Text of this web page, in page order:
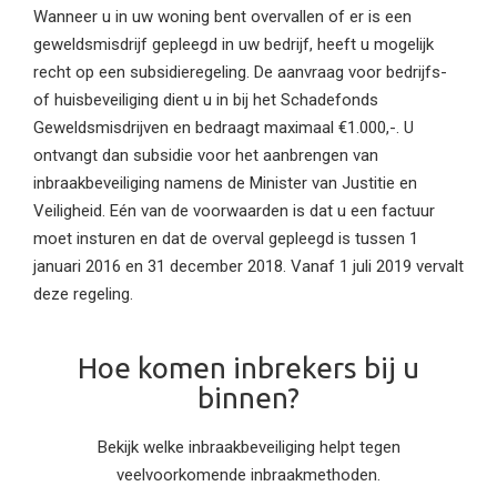
Wanneer u in uw woning bent overvallen of er is een
geweldsmisdrijf gepleegd in uw bedrijf, heeft u mogelijk
recht op een subsidieregeling. De aanvraag voor bedrijfs-
of huisbeveiliging dient u in bij het Schadefonds
Geweldsmisdrijven en bedraagt maximaal €1.000,-. U
ontvangt dan subsidie voor het aanbrengen van
inbraakbeveiliging namens de Minister van Justitie en
Veiligheid. Eén van de voorwaarden is dat u een factuur
moet insturen en dat de overval gepleegd is tussen 1
januari 2016 en 31 december 2018. Vanaf 1 juli 2019 vervalt
deze regeling.
Hoe komen inbrekers bij u
binnen?
Bekijk welke inbraakbeveiliging helpt tegen
veelvoorkomende inbraakmethoden.